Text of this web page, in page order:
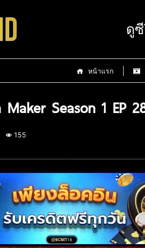
ดู
หน้าแรก
Season 1 EP
155